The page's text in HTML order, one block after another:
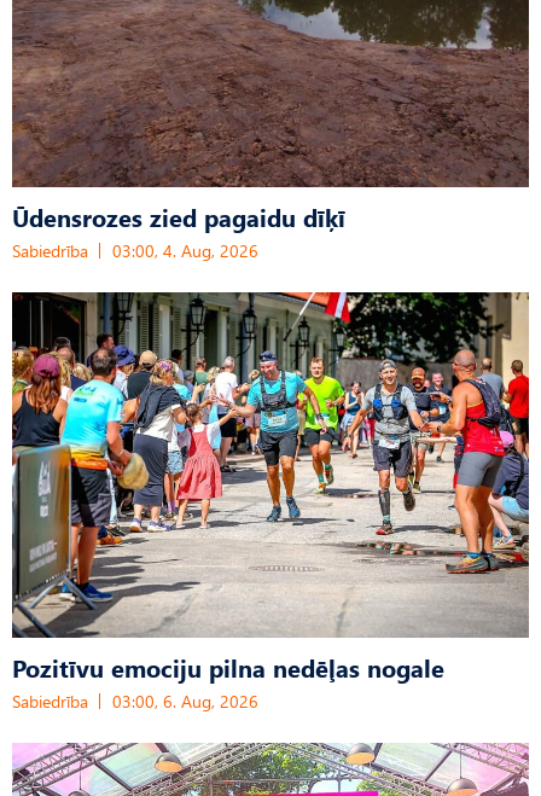
Ūdensrozes zied pagaidu dīķī
Sabiedrība 03:00, 4. Aug, 2026
Pozitīvu emociju pilna nedēļas nogale
Sabiedrība 03:00, 6. Aug, 2026